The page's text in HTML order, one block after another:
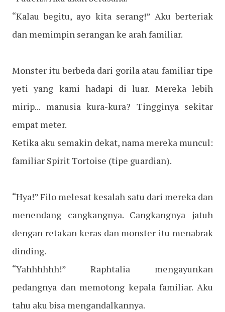
“Kalau begitu, ayo kita serang!” Aku berteriak
dan memimpin serangan ke arah familiar.
Monster itu berbeda dari gorila atau familiar tipe
yeti yang kami hadapi di luar. Mereka lebih
mirip... manusia kura-kura? Tingginya sekitar
empat meter.
Ketika aku semakin dekat, nama mereka muncul:
familiar Spirit Tortoise (tipe guardian).
“Hya!” Filo melesat kesalah satu dari mereka dan
menendang cangkangnya. Cangkangnya jatuh
dengan retakan keras dan monster itu menabrak
dinding.
“Yahhhhhh!” Raphtalia mengayunkan
pedangnya dan memotong kepala familiar. Aku
tahu aku bisa mengandalkannya.